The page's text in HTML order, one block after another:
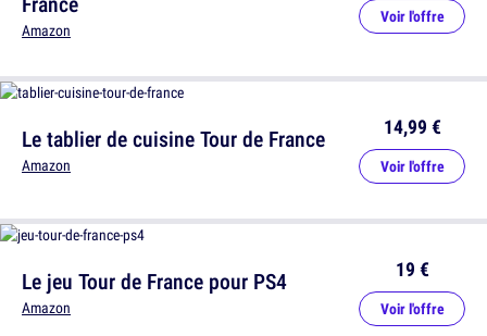
Le tablier de cuisine Tour de France
Amazon
14,99 €
Voir l'offre
Amazon
Voir l'offre
Le jeu Tour de France pour PS4
Amazon
19 €
Voir l'offre